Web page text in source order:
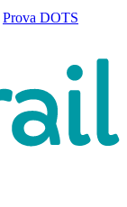
Prova DOTS